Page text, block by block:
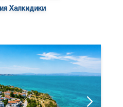
Халкидики